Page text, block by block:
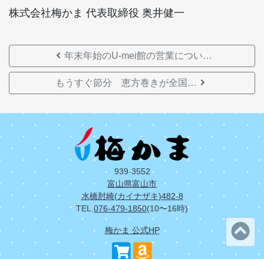
株式会社梅かま 代表取締役 奥井健一
年末年始のU-mei館の営業につい…
もうすぐ節分 恵方巻きが全国…
939-3552
富山県富山市
水橋肘崎(カイナザキ)482-8
TEL.076-479-1850(10〜16時)
梅かま 公式HP